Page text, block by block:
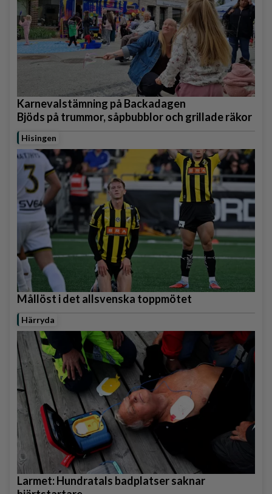
Karnevalstämning på Backadagen
Bjöds på trummor, såpbubblor och grillade räkor
Hisingen
Mållöst i det allsvenska toppmötet
Härryda
Larmet: Hundratals badplatser saknar